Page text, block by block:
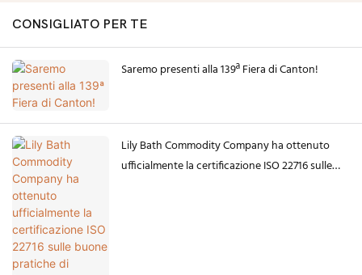
CONSIGLIATO PER TE
Saremo presenti alla 139ª Fiera di Canton!
Lily Bath Commodity Company ha ottenuto
ufficialmente la certificazione ISO 22716 sulle